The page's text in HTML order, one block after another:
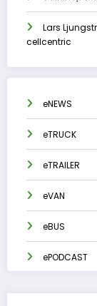
Lars
cellcentric
eNEWS
eTRUCK
eTRAILER
eVAN
eBUS
ePODCAST